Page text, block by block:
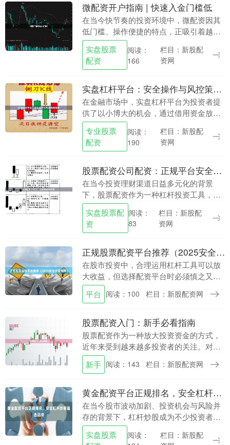
微配资开户指南 | 快速入金门槛低
在当今快节奏的投资环境中，微配资因其
低门槛、操作便捷的特点，正吸引着越来
越多中小投资者的关注。无论您是股市新
手，还是希望放大资金效率的老股民，了
解微配资的开户流....
实盘股票
配资
阅读：
166
栏目：新股配
资网
实盘杠杆平台：安全操作与风控策略指南
在金融市场中，实盘杠杆平台为投资者提
供了以小博大的机会，通过借用资金放大
投资回报。然而专业股票配资，杠杆交易
也伴随着高风险，若操作不当，可能导致
本金损失。本文将....
专业股票
配资
阅读：
190
栏目：新股配
资网
股票配资公司配资：正规平台安全可靠
在当今投资理财渠道日益多元化的背景
下，股票配资作为一种杠杆投资工具，正
受到越来越多投资者的关注。然而，面对
市场上众多的配资平台，如何选择一家正
规、安全、可靠的股....
实盘股票配
资
阅读：
83
栏目：新股配
资网
正规股票配资平台推荐（2025安全合规指南）
在股市投资中，合理运用杠杆工具可以放
大收益，但选择配资平台时必须慎之又
慎。2025年，随着金融监管持续收紧，市
场上涌现出一批合规运营的配资平台。本
平台 阅读：100 栏目：新股配资网
股票配资入门：新手必看指南
股票配资作为一种放大投资资金的方式，
近年来受到越来越多投资者的关注。对于
刚接触这一领域的新手来说，了解配资的
基本概念、操作流程和风险控制至关重
新手 阅读：143 栏目：新股配资网
黄金配资平台正规排名，安全杠杆炒股首选品牌
在当今股市波动加剧、投资机会与风险并
存的背景下，杠杆炒股成为不少投资者放
大收益的工具。然而，面对市场上琳琅满
目的配资平台，如何选择正规、安全的合
实盘股票
阅读：
栏目：新股配